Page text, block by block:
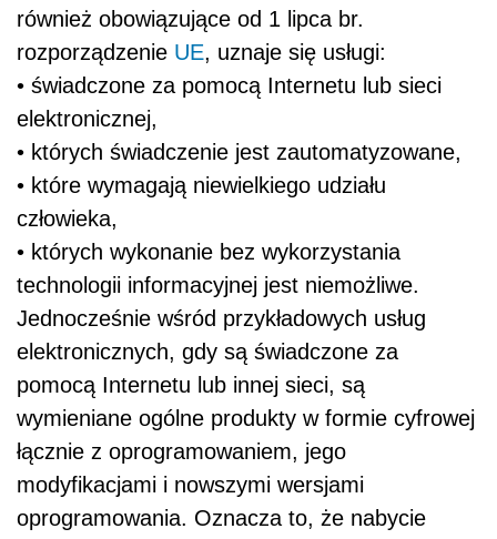
również obowiązujące od 1 lipca br.
rozporządzenie UE, uznaje się usługi:
• świadczone za pomocą Internetu lub sieci
elektronicznej,
• których świadczenie jest zautomatyzowane,
• które wymagają niewielkiego udziału
człowieka,
• których wykonanie bez wykorzystania
technologii informacyjnej jest niemożliwe.
Jednocześnie wśród przykładowych usług
elektronicznych, gdy są świadczone za
pomocą Internetu lub innej sieci, są
wymieniane ogólne produkty w formie cyfrowej
łącznie z oprogramowaniem, jego
modyfikacjami i nowszymi wersjami
oprogramowania. Oznacza to, że nabycie